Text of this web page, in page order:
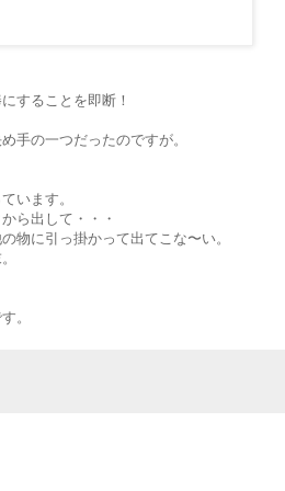
することを即断！
手の一つだったのですが。
います。
ら出して・・・
物に引っ掛かって出てこな〜い。
。